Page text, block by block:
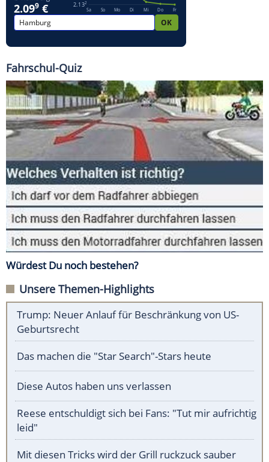
Fahrschul-Quiz
Würdest Du noch bestehen?
Unsere Themen-Highlights
Trump: Neuer Anlauf für Beschränkung von US-
Geburtsrecht
Das machen die "Star Search"-Stars heute
Diese Autos haben uns verlassen
Reese entschuldigt sich bei Fans: "Tut mir aufrichtig
leid"
Mit diesen Tricks wird der Grill ruckzuck sauber